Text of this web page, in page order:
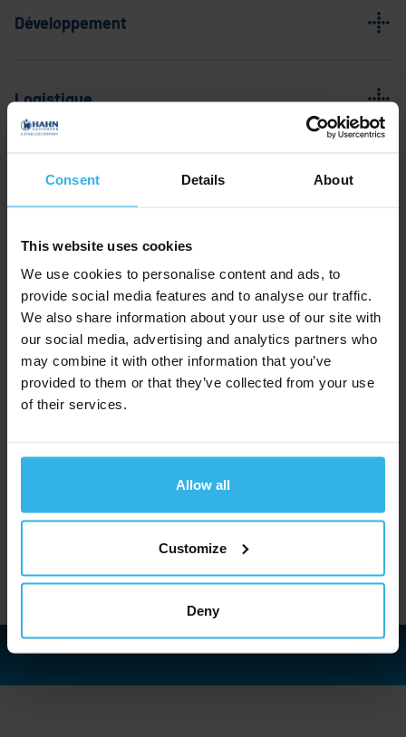
Consent Details About
This website uses cookies
We use cookies to personalise content and ads, to
provide social media features and to analyse our traffic.
We also share information about your use of our site with
our social media, advertising and analytics partners who
may combine it with other information that you’ve
provided to them or that they’ve collected from your use
of their services.
Allow all
Customize
Deny
Développement
Logistique
Montage
Fabrication CNC
Nos postes vacants
Si vous avez aimé notre aperçu, consultez nos
Postuler maintenant